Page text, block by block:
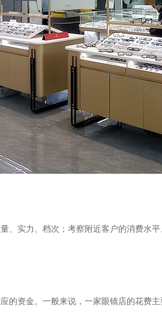
、实力、档次；考察附近客户的消费水
的资金。一般来说，一家眼镜店的花费